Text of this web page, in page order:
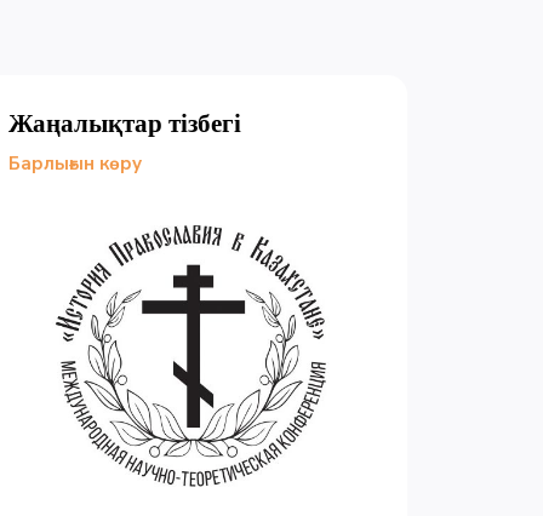
Жаңалықтар тізбегі
Барлығын көру